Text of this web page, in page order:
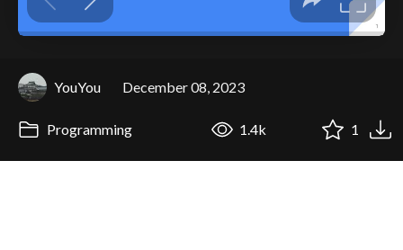
YouYou December 08, 2023
Programming 1.4k 1